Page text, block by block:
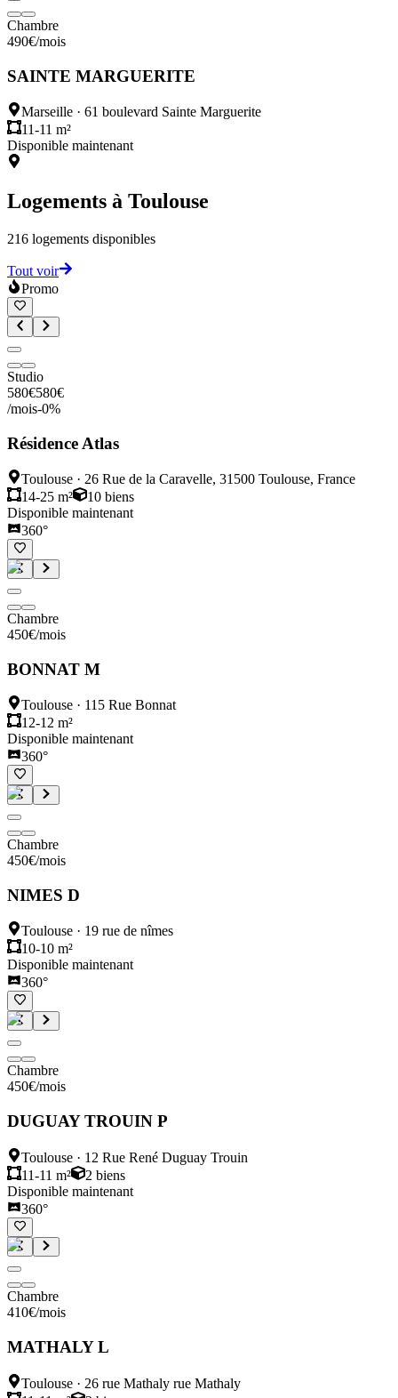
Chambre
490€/mois
SAINTE MARGUERITE
Marseille · 61 boulevard Sainte Marguerite
11-11 m²
Disponible maintenant
Logements à Toulouse
216 logements disponibles
Tout voir
Promo
Studio
580€580€
/mois-0%
Résidence Atlas
Toulouse · 26 Rue de la Caravelle, 31500 Toulouse, France
14-25 m²
10 biens
Disponible maintenant
360°
Chambre
450€/mois
BONNAT M
Toulouse · 115 Rue Bonnat
12-12 m²
Disponible maintenant
360°
Chambre
450€/mois
NIMES D
Toulouse · 19 rue de nîmes
10-10 m²
Disponible maintenant
360°
Chambre
450€/mois
DUGUAY TROUIN P
Toulouse · 12 Rue René Duguay Trouin
11-11 m²
2 biens
Disponible maintenant
360°
Chambre
410€/mois
MATHALY L
Toulouse · 26 rue Mathaly rue Mathaly